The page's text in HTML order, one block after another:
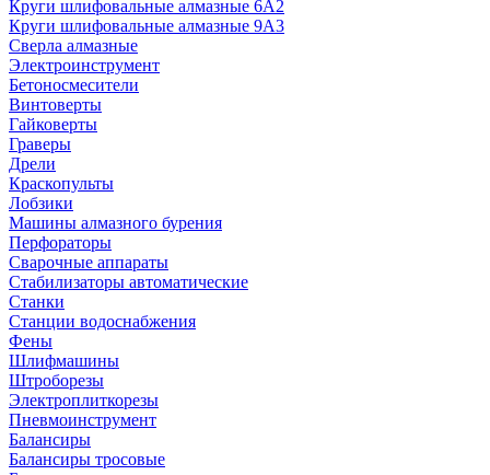
Круги шлифовальные алмазные 6A2
Круги шлифовальные алмазные 9А3
Сверла алмазные
Электроинструмент
Бетоносмесители
Винтоверты
Гайковерты
Граверы
Дрели
Краскопульты
Лобзики
Машины алмазного бурения
Перфораторы
Сварочные аппараты
Стабилизаторы автоматические
Станки
Станции водоснабжения
Фены
Шлифмашины
Штроборезы
Электроплиткорезы
Пневмоинструмент
Балансиры
Балансиры тросовые